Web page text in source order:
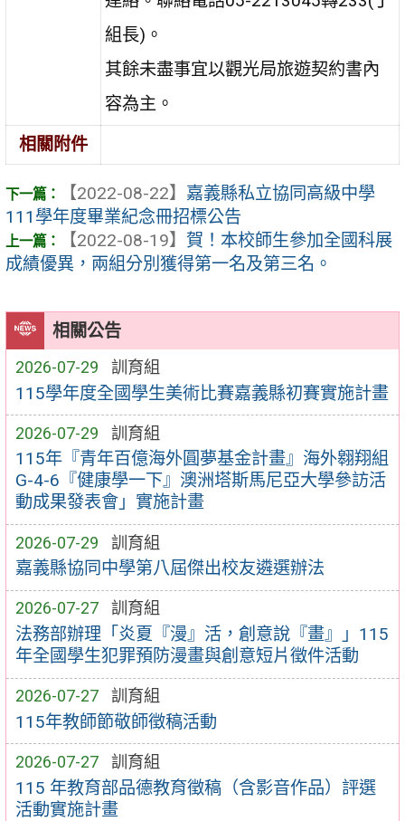
相關公告
2026-07-29 訓育組
115學年度全國學生美術比賽嘉義縣初賽實施計畫
2026-07-29 訓育組
115年『青年百億海外圓夢基金計畫』海外翱翔組
G-4-6『健康學一下』澳洲塔斯馬尼亞大學參訪活
動成果發表會」實施計畫
2026-07-29 訓育組
嘉義縣協同中學第八屆傑出校友遴選辦法
2026-07-27 訓育組
法務部辦理「炎夏『漫』活，創意說『畫』」115
年全國學生犯罪預防漫畫與創意短片徵件活動
2026-07-27 訓育組
115年教師節敬師徵稿活動
2026-07-27 訓育組
115 年教育部品德教育徵稿（含影音作品）評選
活動實施計畫
組長)。
其餘未盡事宜以觀光局旅遊契約書內
容為主。
相關附件
【2022-08-22】 嘉義縣私立協同高級中學
111學年度畢業紀念冊招標公告
【2022-08-19】 賀！本校師生參加全國科展
成績優異，兩組分別獲得第一名及第三名。